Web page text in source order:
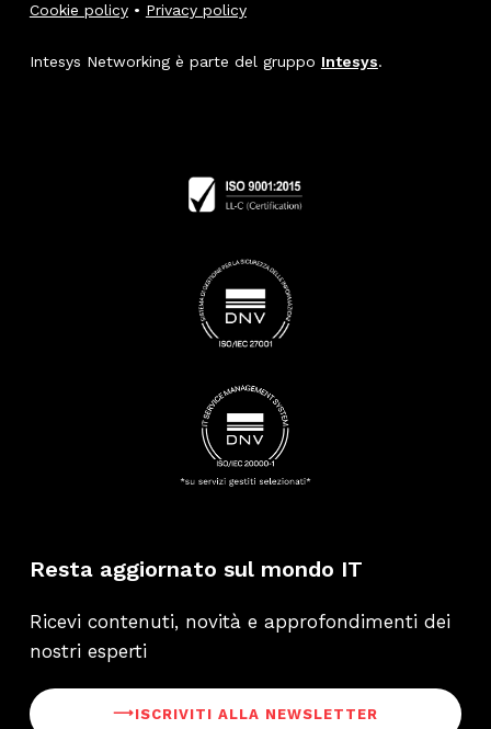
Cookie policy• Privacy policy
Intesys Networking è parte del gruppo Intesys.
Resta aggiornato sul mondo IT
Ricevi contenuti, novità e approfondimenti dei
nostri esperti
⟶ISCRIVITI ALLA NEWSLETTER